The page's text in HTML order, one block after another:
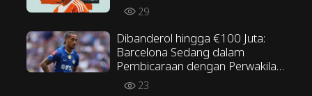
29
Dibanderol hingga €100 Juta:
Barcelona Sedang dalam
Pembicaraan dengan Perwakilan
João Pedro
23